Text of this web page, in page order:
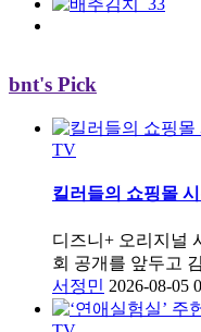
bnt's Pick
TV
킬러들의 쇼핑몰
디즈니+ 오리지널
회 공개를 앞두고
서정민 2026-08-05